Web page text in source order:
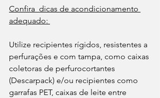
Confira  dicas de acondicionamento
adequado:
Utilize recipientes rígidos, resistentes a
perfurações e com tampa, como caixas
coletoras de perfurocortantes
(Descarpack) e/ou recipientes como
garrafas PET, caixas de leite entre